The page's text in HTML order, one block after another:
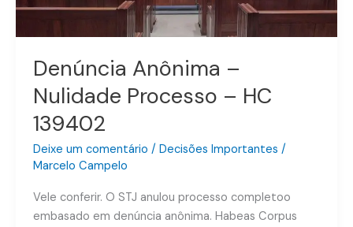
Denúncia Anônima –
Nulidade Processo – HC
139402
Deixe um comentário / Decisões Importantes /
Marcelo Campelo
Vele conferir. O STJ anulou processo completoo
embasado em denúncia anônima. Habeas Corpus